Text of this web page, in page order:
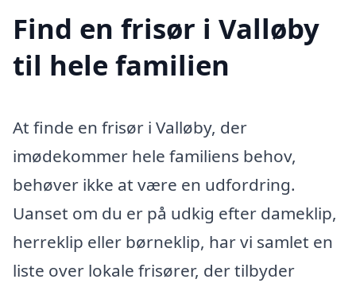
Find en frisør i Valløby
til hele familien
At finde en frisør i Valløby, der
imødekommer hele familiens behov,
behøver ikke at være en udfordring.
Uanset om du er på udkig efter dameklip,
herreklip eller børneklip, har vi samlet en
liste over lokale frisører, der tilbyder